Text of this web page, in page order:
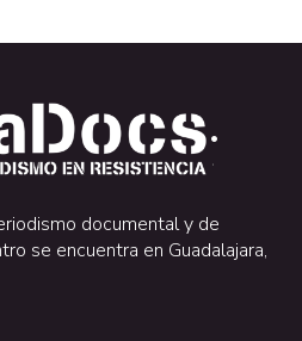
.
.
documental y de
se encuentra en Guadalajara,